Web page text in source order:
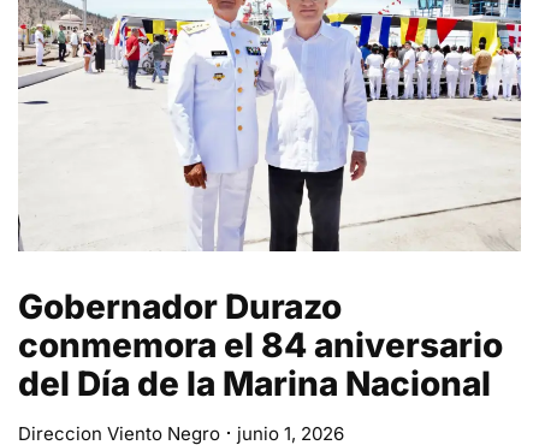
Gobernador Durazo
conmemora el 84 aniversario
del Día de la Marina Nacional
Direccion Viento Negro junio 1, 2026